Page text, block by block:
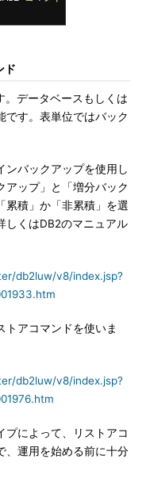
ド
データベースもしくは
です。表単位ではバック
バックアップを使用し
アップ」と「増分バック
累積」か「非累積」を選
しくはDB2のマニュアル
db2luw/v8/index.jsp?
アコマンドを使いま
db2luw/v8/index.jsp?
によって、リストアコ
、運用を始める前に十分